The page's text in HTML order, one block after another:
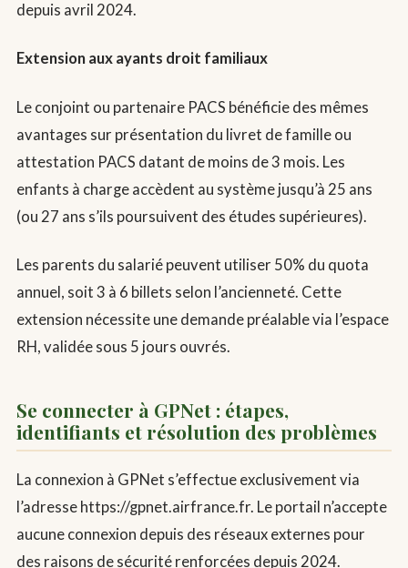
depuis avril 2024.
Extension aux ayants droit familiaux
Le conjoint ou partenaire PACS bénéficie des mêmes
avantages sur présentation du livret de famille ou
attestation PACS datant de moins de 3 mois. Les
enfants à charge accèdent au système jusqu’à 25 ans
(ou 27 ans s’ils poursuivent des études supérieures).
Les parents du salarié peuvent utiliser 50% du quota
annuel, soit 3 à 6 billets selon l’ancienneté. Cette
extension nécessite une demande préalable via l’espace
RH, validée sous 5 jours ouvrés.
Se connecter à GPNet : étapes,
identifiants et résolution des problèmes
La connexion à GPNet s’effectue exclusivement via
l’adresse https://gpnet.airfrance.fr. Le portail n’accepte
aucune connexion depuis des réseaux externes pour
des raisons de sécurité renforcées depuis 2024.